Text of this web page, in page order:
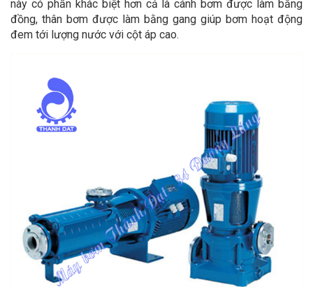
này có phần khác biệt hơn cả là cánh bơm được làm bằng
đồng, thân bơm được làm bằng gang giúp bơm hoạt động
đem tới lượng nước với cột áp cao.